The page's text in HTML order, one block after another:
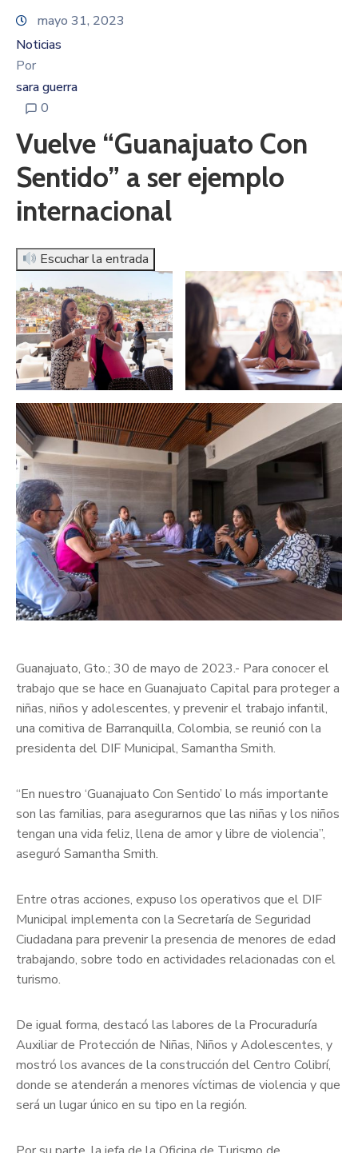
mayo 31, 2023
Noticias
Por
sara guerra
0
Vuelve “Guanajuato Con
Sentido” a ser ejemplo
internacional
Escuchar la entrada
Guanajuato, Gto.; 30 de mayo de 2023.- Para conocer el
trabajo que se hace en Guanajuato Capital para proteger a
niñas, niños y adolescentes, y prevenir el trabajo infantil,
una comitiva de Barranquilla, Colombia, se reunió con la
presidenta del DIF Municipal, Samantha Smith.
“En nuestro ‘Guanajuato Con Sentido’ lo más importante
son las familias, para asegurarnos que las niñas y los niños
tengan una vida feliz, llena de amor y libre de violencia”,
aseguró Samantha Smith.
Entre otras acciones, expuso los operativos que el DIF
Municipal implementa con la Secretaría de Seguridad
Ciudadana para prevenir la presencia de menores de edad
trabajando, sobre todo en actividades relacionadas con el
turismo.
De igual forma, destacó las labores de la Procuraduría
Auxiliar de Protección de Niñas, Niños y Adolescentes, y
mostró los avances de la construcción del Centro Colibrí,
donde se atenderán a menores víctimas de violencia y que
será un lugar único en su tipo en la región.